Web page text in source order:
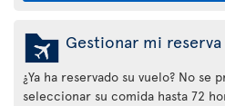
Gestionar mi reserva
¿Ya ha reservado su vuelo? No se
seleccionar su comida hasta 72